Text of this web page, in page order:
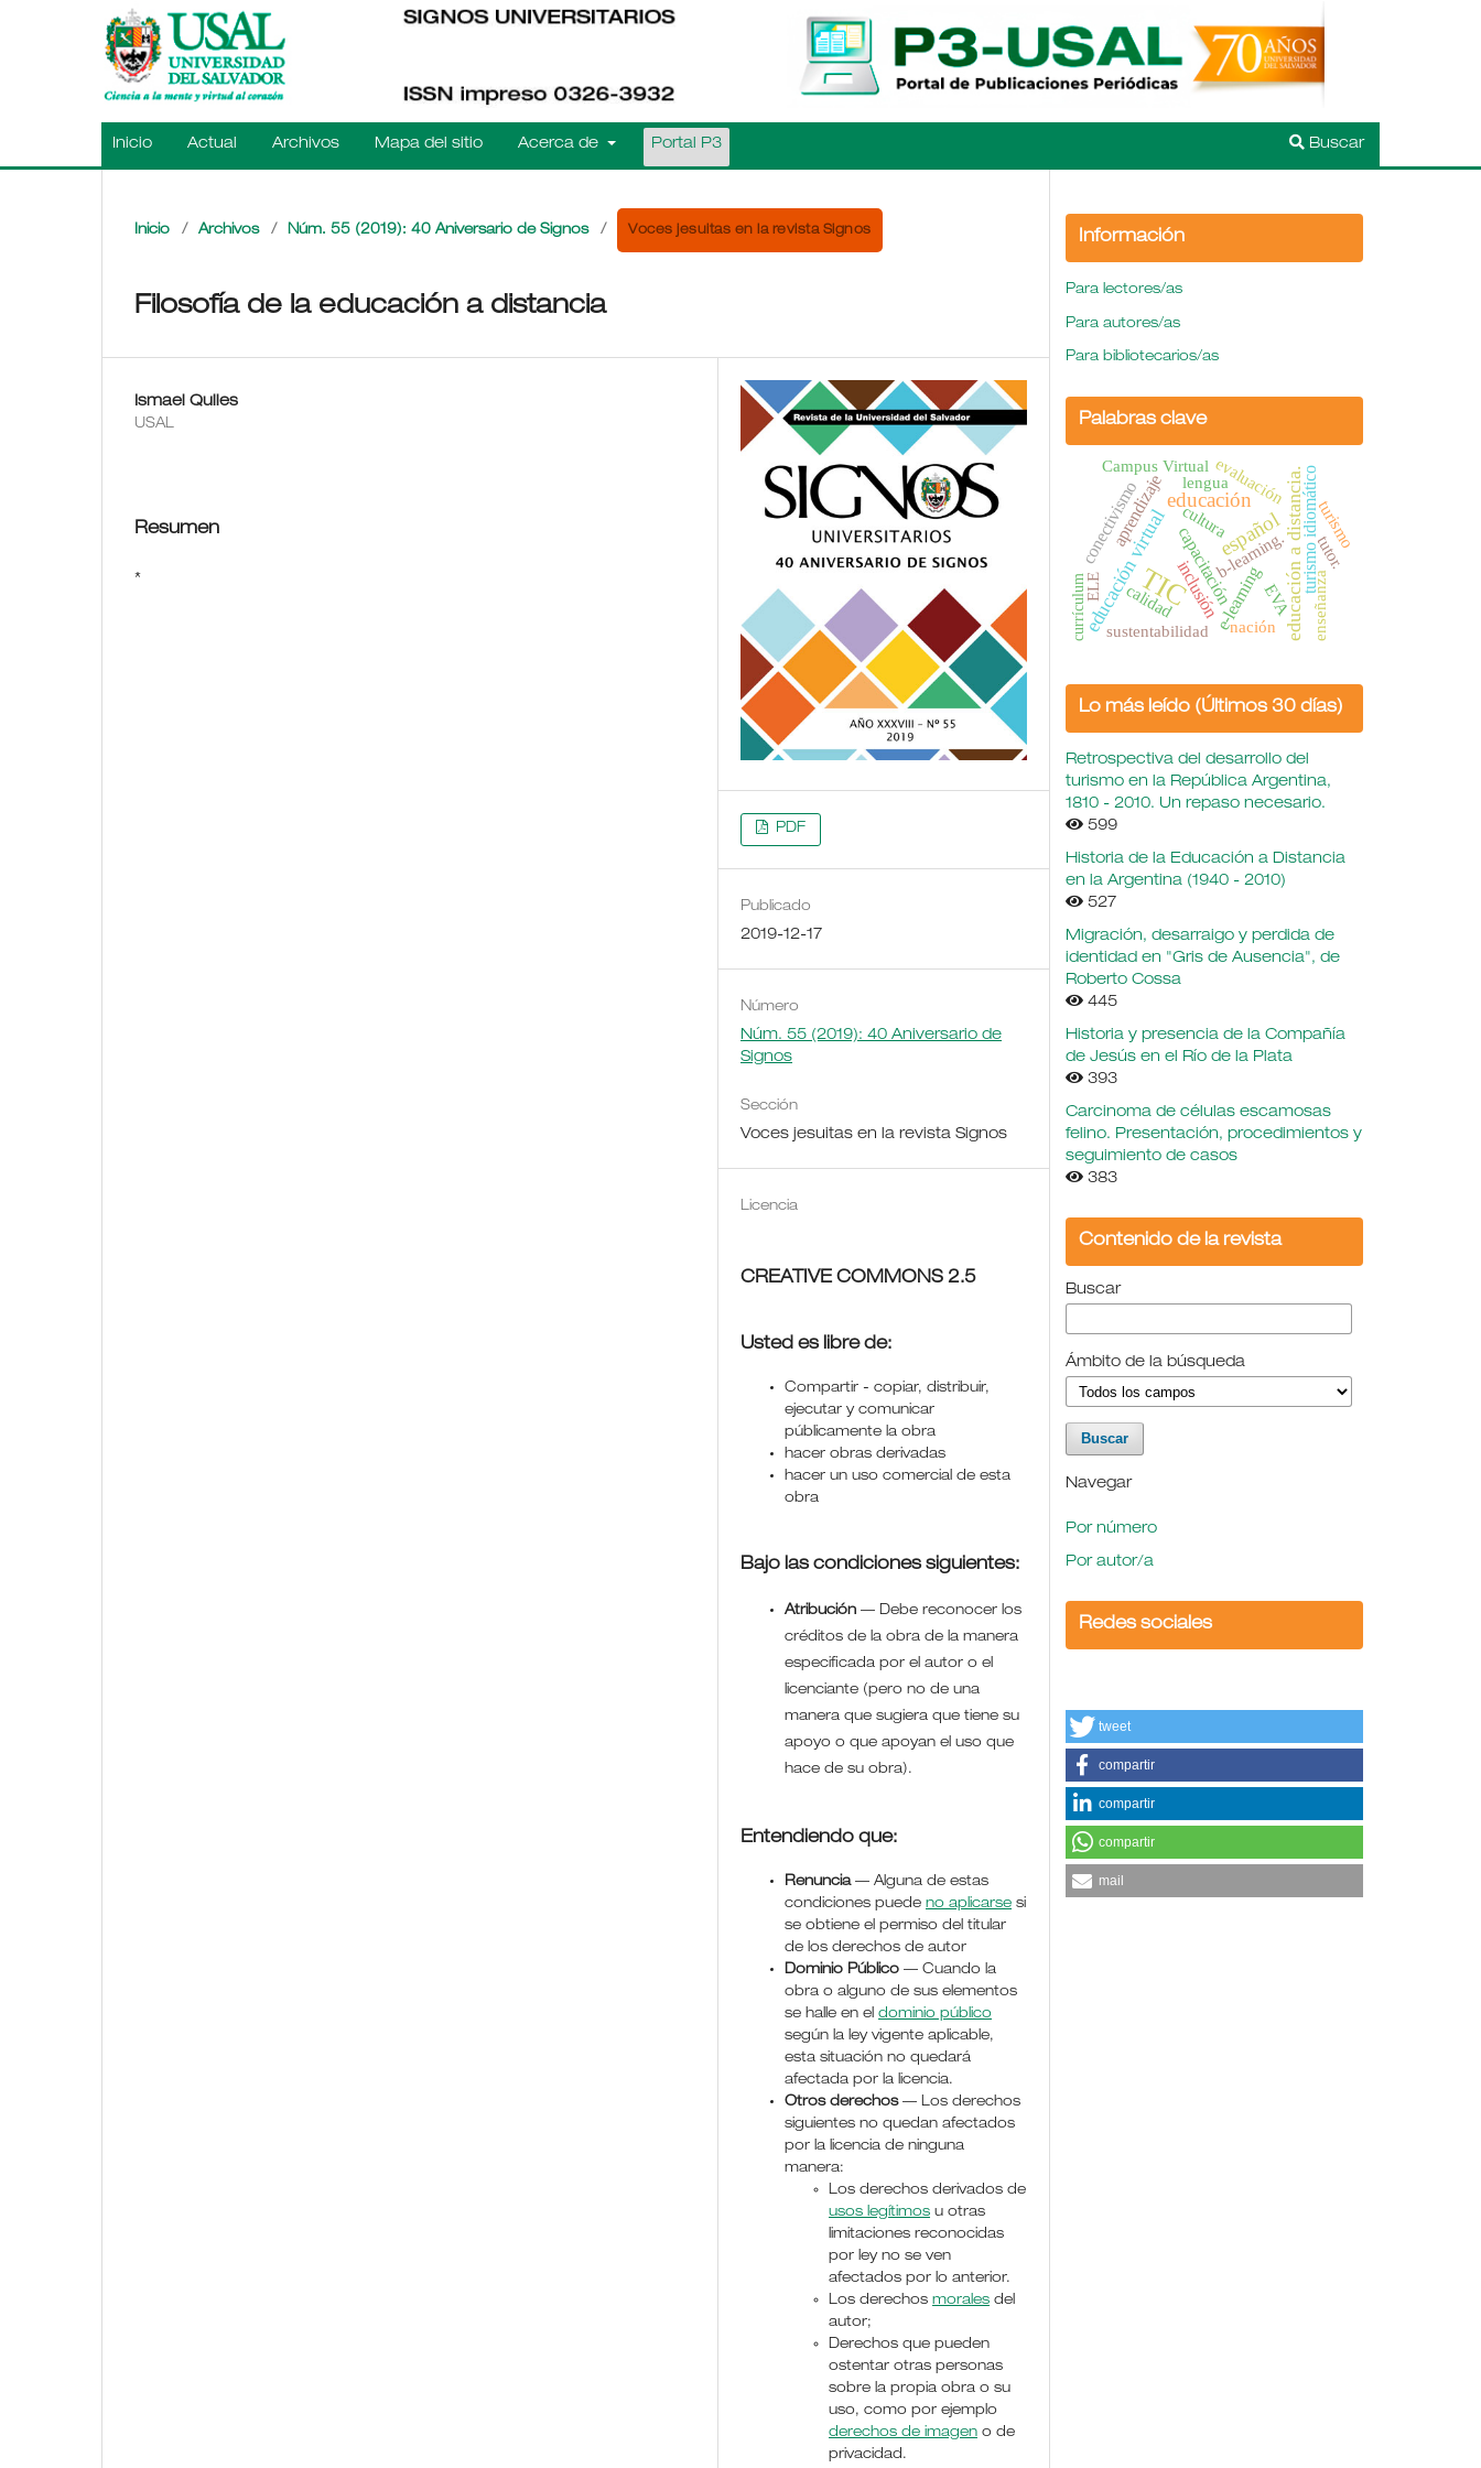
Inicio Actual Archivos Mapa del sitio Acerca de Portal P3 Buscar
Inicio / Archivos / Núm. 55 (2019): 40 Aniversario de Signos / Voces jesuitas en la revista Signos
Filosofía de la educación a distancia
Ismael Quiles
USAL
Resumen
*
PDF
Publicado
2019-12-17
Número
Núm. 55 (2019): 40 Aniversario de
Signos
Sección
Voces jesuitas en la revista Signos
Licencia
CREATIVE COMMONS 2.5
Usted es libre de:
Compartir - copiar, distribuir,
ejecutar y comunicar
públicamente la obra
hacer obras derivadas
hacer un uso comercial de esta
obra
Bajo las condiciones siguientes:
Atribución —Debe reconocer los
créditos de la obra de la manera
especificada por el autor o el
licenciante (pero no de una
manera que sugiera que tiene su
apoyo o que apoyan el uso que
hace de su obra).
Entendiendo que:
Renuncia— Alguna de estas
condiciones puedeno aplicarse si
se obtiene el permiso del titular
de los derechos de autor
Dominio Público — Cuando la
obra o alguno de sus elementos
se halle en eldominio público
según la ley vigente aplicable,
esta situación no quedará
afectada por la licencia.
Otros derechos— Los derechos
siguientes no quedan afectados
por la licencia de ninguna
manera:
Los derechos derivados de
usos legítimos u otras
limitaciones reconocidas
por ley no se ven
afectados por lo anterior.
Los derechosmorales del
autor;
Derechos que pueden
ostentar otras personas
sobre la propia obra o su
uso, como por ejemplo
derechos de imagen o de
privacidad.
Información
Para lectores/as
Para autores/as
Para bibliotecarios/as
Palabras clave
TIC
español
educación educación a distancia.
educación virtual e-learning
capacitación
aprendizaje
conectivismo turismo idiomático
inclusión
cultura
lengua
nación
sustentabilidad
Campus Virtual
b-learning.
calidad EVA enseñanza
tutor.
ELE
evaluación
turismo
currículum
Lo más leído (Últimos 30 días)
Retrospectiva del desarrollo del
turismo en la República Argentina,
1810 - 2010. Un repaso necesario.
599
Historia de la Educación a Distancia
en la Argentina (1940 - 2010)
527
Migración, desarraigo y perdida de
identidad en "Gris de Ausencia", de
Roberto Cossa
445
Historia y presencia de la Compañía
de Jesús en el Río de la Plata
393
Carcinoma de células escamosas
felino. Presentación, procedimientos y
seguimiento de casos
383
Contenido de la revista
Buscar
Ámbito de la búsqueda
Navegar
Por número
Por autor/a
Redes sociales
tweet
compartir
compartir
compartir
mail